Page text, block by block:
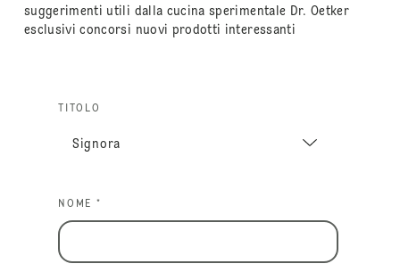
suggerimenti utili dalla cucina sperimentale Dr. Oetker
esclusivi concorsi nuovi prodotti interessanti
TITOLO
NOME *